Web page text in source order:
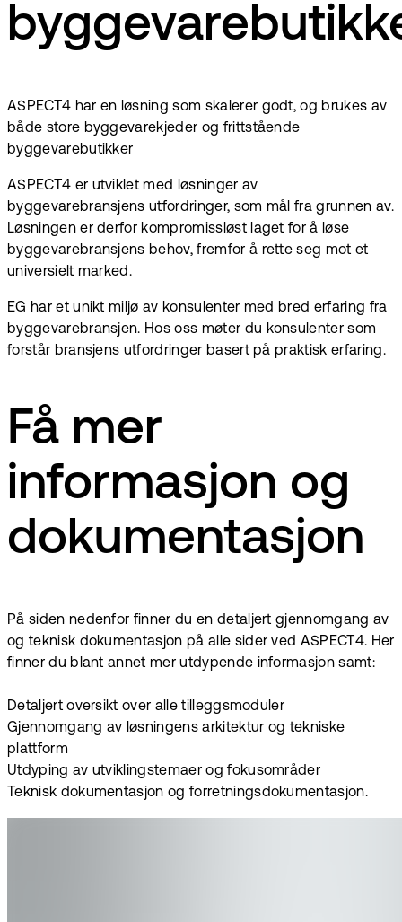
ASPECT4 har en løsning som skalerer godt, og brukes av
både store byggevarekjeder og frittstående
byggevarebutikker
ASPECT4 er utviklet med løsninger av
byggevarebransjens utfordringer, som mål fra grunnen av.
Løsningen er derfor kompromissløst laget for å løse
byggevarebransjens behov, fremfor å rette seg mot et
universielt marked.
EG har et unikt miljø av konsulenter med bred erfaring fra
byggevarebransjen. Hos oss møter du konsulenter som
forstår bransjens utfordringer basert på praktisk erfaring.
Få mer
informasjon og
dokumentasjon
På siden nedenfor finner du en detaljert gjennomgang av
og teknisk dokumentasjon på alle sider ved ASPECT4. Her
finner du blant annet mer utdypende informasjon samt:
Detaljert oversikt over alle tilleggsmoduler
Gjennomgang av løsningens arkitektur og tekniske
plattform
Utdyping av utviklingstemaer og fokusområder
Teknisk dokumentasjon og forretningsdokumentasjon.